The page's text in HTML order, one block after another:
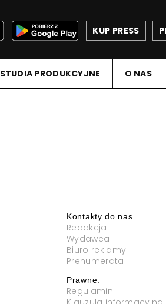
KUP PRESS
STUDIA PRODUKCYJNE O NAS
Kontakty do nas
Redakcja
Wydawca
Biuro reklamy
Prenumerata
Prawne:
Regulamin